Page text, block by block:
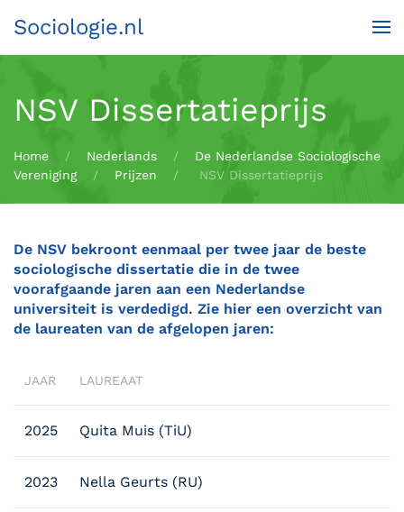
Terug naar hoofdinhoud
Sociologie.nl
NSV Dissertatieprijs
Home Nederlands
De Nederlandse Sociologische
Vereniging
Prijzen NSV Dissertatieprijs
De NSV bekroont eenmaal per twee jaar de beste
sociologische dissertatie die in de twee
voorafgaande jaren aan een Nederlandse
universiteit is verdedigd. Zie hier een overzicht van
de laureaten van de afgelopen jaren:
JAAR LAUREAAT
2025 Quita Muis (TiU)
2023 Nella Geurts (RU)